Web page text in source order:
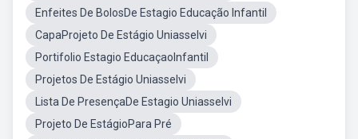
Enfeites De BolosDe Estagio Educação Infantil
CapaProjeto De Estágio Uniasselvi
Portifolio Estagio EducaçaoInfantil
Projetos De Estágio Uniasselvi
Lista De PresençaDe Estagio Uniasselvi
Projeto De EstágioPara Pré